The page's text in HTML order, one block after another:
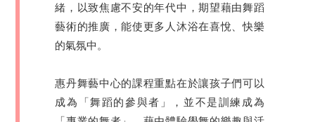
緒，以致焦慮不安的年代中，期望藉由舞蹈
藝術的推廣，能使更多人沐浴在喜悅、快樂
的氣氛中。
惠丹舞藝中心的課程重點在於讓孩子們可以
成為「舞蹈的參與者」，並不是訓練成為